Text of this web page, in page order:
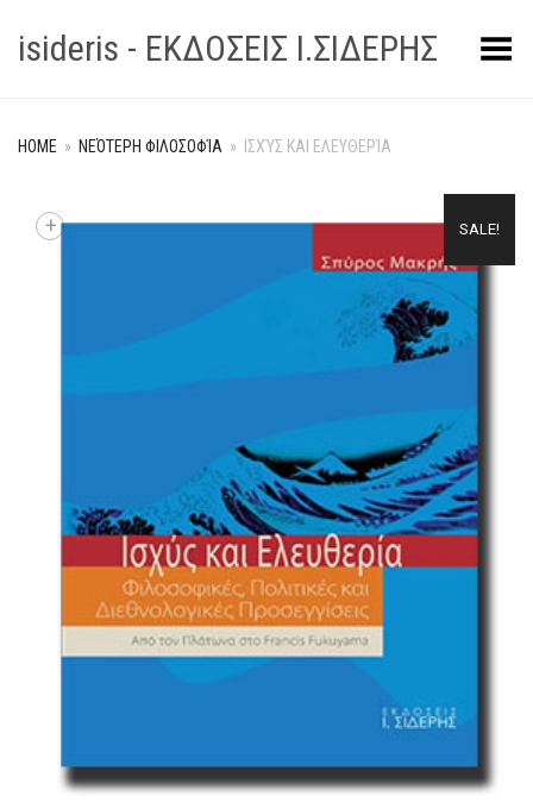
isideris - ΕΚΔΟΣΕΙΣ Ι.ΣΙΔΕΡΗΣToggle Menu
HOME » ΝΕΌΤΕΡΗ ΦΙΛΟΣΟΦΊΑ » ΙΣΧΎΣ ΚΑΙ ΕΛΕΥΘΕΡΊΑ
SALE!
+